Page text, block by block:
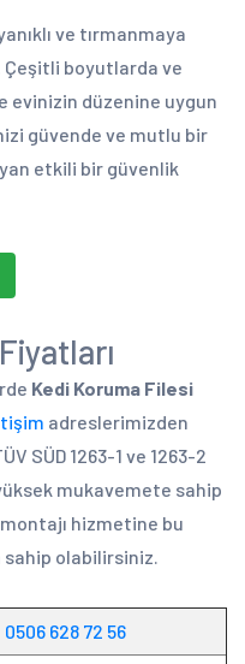
ve tırmanmaya
Çeşitli boyutlarda ve
evinizin düzenine uygun
güvende ve mutlu bir
etkili bir güvenlik
Kedi Koruma Filesi
adreslerimizden
SÜD 1263-1 ve 1263-2
mukavemete sahip
hizmetine bu
olabilirsiniz.
0506 628 72 56